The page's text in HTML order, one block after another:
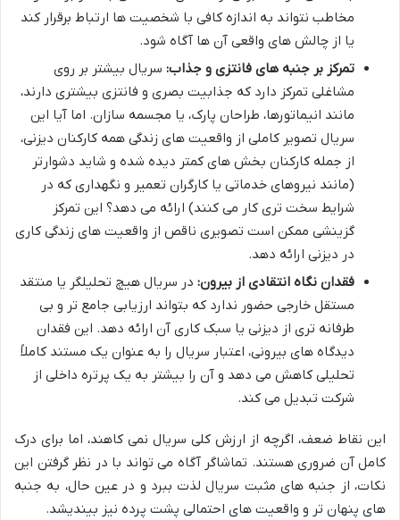
مخاطب نتواند به اندازه کافی با شخصیت ها ارتباط برقرار کند
یا از چالش های واقعی آن ها آگاه شود.
تمرکز بر جنبه های فانتزی و جذاب: سریال بیشتر بر روی
مشاغلی تمرکز دارد که جذابیت بصری و فانتزی بیشتری دارند،
مانند انیماتورها، طراحان پارک، یا مجسمه سازان. اما آیا این
سریال تصویر کاملی از واقعیت های زندگی همه کارکنان دیزنی،
از جمله کارکنان بخش های کمتر دیده شده و شاید دشوارتر
(مانند نیروهای خدماتی یا کارگران تعمیر و نگهداری که در
شرایط سخت تری کار می کنند) ارائه می دهد؟ این تمرکز
گزینشی ممکن است تصویری ناقص از واقعیت های زندگی کاری
در دیزنی ارائه دهد.
فقدان نگاه انتقادی از بیرون: در سریال هیچ تحلیلگر یا منتقد
مستقل خارجی حضور ندارد که بتواند ارزیابی جامع تر و بی
طرفانه تری از دیزنی یا سبک کاری آن ارائه دهد. این فقدان
دیدگاه های بیرونی، اعتبار سریال را به عنوان یک مستند کاملاً
تحلیلی کاهش می دهد و آن را بیشتر به یک پرتره داخلی از
شرکت تبدیل می کند.
این نقاط ضعف، اگرچه از ارزش کلی سریال نمی کاهند، اما برای درک
کامل آن ضروری هستند. تماشاگر آگاه می تواند با در نظر گرفتن این
نکات، از جنبه های مثبت سریال لذت ببرد و در عین حال، به جنبه
های پنهان تر و واقعیت های احتمالی پشت پرده نیز بیندیشد.